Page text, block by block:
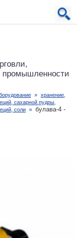
» хранение,
сахарной пудры,
соли » булава-4 -